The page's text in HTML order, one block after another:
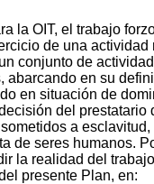
la OIT, el trabajo
de una actividad
conjunto de
abarcando en su
en situación de
del prestatario
a
de seres humanos.
la realidad del
presente Plan, en: